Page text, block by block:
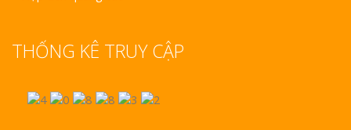
THỐNG KÊ TRUY CẬP